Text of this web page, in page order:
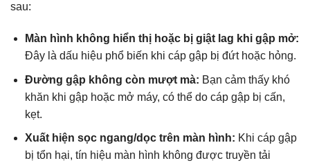
sau:
Màn hình không hiển thị hoặc bị giật lag khi gập mở:
Đây là dấu hiệu phổ biến khi cáp gập bị đứt hoặc hỏng.
Đường gập không còn mượt mà: Bạn cảm thấy khó
khăn khi gập hoặc mở máy, có thể do cáp gập bị cấn,
kẹt.
Xuất hiện sọc ngang/dọc trên màn hình: Khi cáp gập
bị tổn hại, tín hiệu màn hình không được truyền tải